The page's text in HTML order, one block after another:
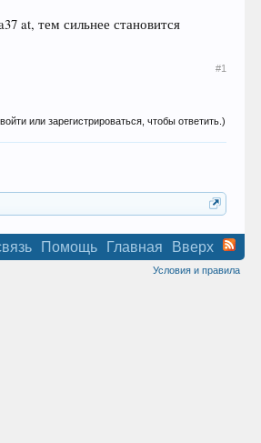
at, тем сильнее становится
#1
или зарегистрироваться, чтобы ответить.)
Помощь Главная Вверх
Условия и правила